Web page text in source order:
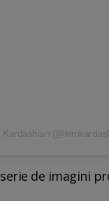
Kardashian
de imagini